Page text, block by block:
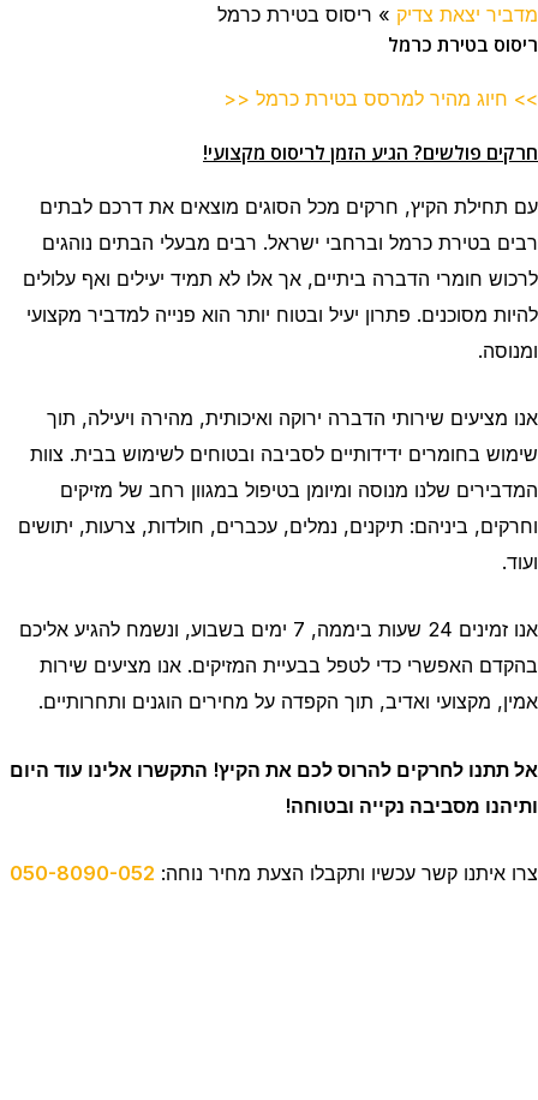
מדביר יצאת צדיק » ריסוס בטירת כרמל
ריסוס בטירת כרמל
>> חיוג מהיר למרסס בטירת כרמל <<
חרקים פולשים? הגיע הזמן לריסוס מקצועי!
עם תחילת הקיץ, חרקים מכל הסוגים מוצאים את דרכם לבתים
רבים בטירת כרמל וברחבי ישראל. רבים מבעלי הבתים נוהגים
לרכוש חומרי הדברה ביתיים, אך אלו לא תמיד יעילים ואף עלולים
להיות מסוכנים. פתרון יעיל ובטוח יותר הוא פנייה למדביר מקצועי
ומנוסה.
אנו מציעים שירותי הדברה ירוקה ואיכותית, מהירה ויעילה, תוך
שימוש בחומרים ידידותיים לסביבה ובטוחים לשימוש בבית. צוות
המדבירים שלנו מנוסה ומיומן בטיפול במגוון רחב של מזיקים
וחרקים, ביניהם: תיקנים, נמלים, עכברים, חולדות, צרעות, יתושים
ועוד.
אנו זמינים 24 שעות ביממה, 7 ימים בשבוע, ונשמח להגיע אליכם
בהקדם האפשרי כדי לטפל בבעיית המזיקים. אנו מציעים שירות
אמין, מקצועי ואדיב, תוך הקפדה על מחירים הוגנים ותחרותיים.
אל תתנו לחרקים להרוס לכם את הקיץ! התקשרו אלינו עוד היום
ותיהנו מסביבה נקייה ובטוחה!
צרו איתנו קשר עכשיו ותקבלו הצעת מחיר נוחה: 050-8090-052